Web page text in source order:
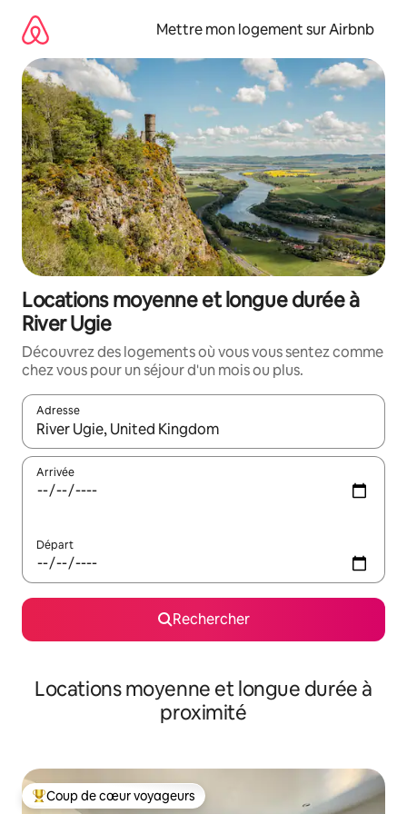
directement
contenu
Mettre mon logement sur Airbnb
Locations moyenne et longue durée à
River Ugie
Découvrez des logements où vous vous sentez comme
chez vous pour un séjour d'un mois ou plus.
Adresse
Lorsque les résultats s'affichent, utilisez les flèches vers le
Arrivée
Départ
Rechercher
Locations moyenne et longue durée à
proximité
Coups de cœur voyageurs les plus appréciés
Coup de cœur voyageurs